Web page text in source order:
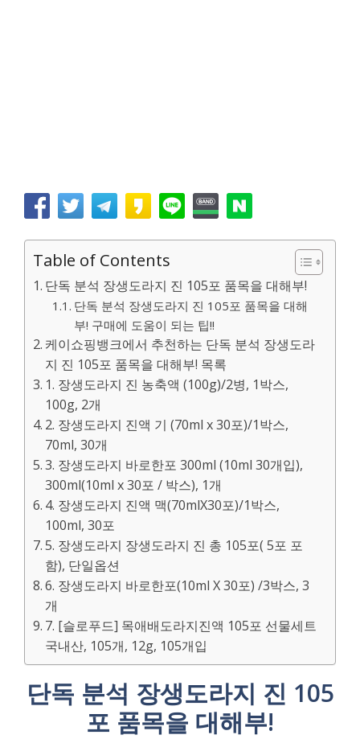
Table of Contents
단독 분석 장생도라지 진 105포 품목을 대해부!
단독 분석 장생도라지 진 105포 품목을 대해
부! 구매에 도움이 되는 팁!!
케이쇼핑뱅크에서 추천하는 단독 분석 장생도라
지 진 105포 품목을 대해부! 목록
1. 장생도라지 진 농축액 (100g)/2병, 1박스,
100g, 2개
2. 장생도라지 진액 기 (70ml x 30포)/1박스,
70ml, 30개
3. 장생도라지 바로한포 300ml (10ml 30개입),
300ml(10ml x 30포 / 박스), 1개
4. 장생도라지 진액 맥(70mlX30포)/1박스,
100ml, 30포
5. 장생도라지 장생도라지 진 총 105포( 5포 포
함), 단일옵션
6. 장생도라지 바로한포(10ml X 30포) /3박스, 3
개
7. [슬로푸드] 목애배도라지진액 105포 선물세트
국내산, 105개, 12g, 105개입
단독 분석 장생도라지 진 105
포 품목을 대해부!